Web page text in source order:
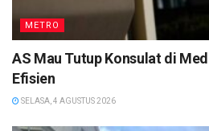
METRO
AS Mau Tutup Konsulat di
Efisien
SELASA, 4 AGUSTUS 2026